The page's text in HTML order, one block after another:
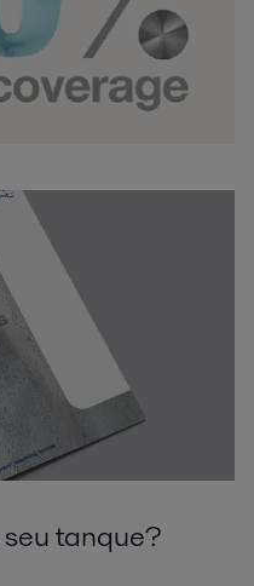
tanque?